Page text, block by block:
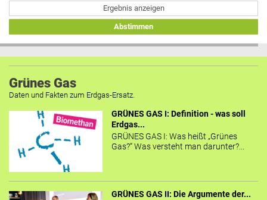
Ergebnis anzeigen
Abstimmen
Grünes Gas
Daten und Fakten zum Erdgas-Ersatz.
GRÜNES GAS I: Definition - was soll
Erdgas...
GRÜNES GAS I: Was heißt „Grünes
Gas?“ Was versteht man darunter?...
GRÜNES GAS II: Die Argumente der...